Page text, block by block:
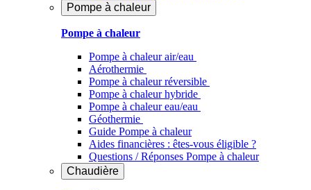
Pompe à chaleur
Pompe à chaleur
Pompe à chaleur air/eau
Aérothermie
Pompe à chaleur réversible
Pompe à chaleur hybride
Pompe à chaleur​ eau/eau
Géothermie
Guide Pompe à chaleur
Aides financières : êtes-vous éligible ?
Questions / Réponses Pompe à chaleur
Chaudière